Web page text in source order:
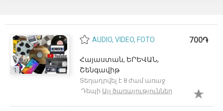
1
AUDIO, VIDEO, FOTO
Հայաստան, ԵՐԵՎԱՆ,
Շենգավիթ
Տեղադրվել է 8 ժամ առաջ
Դեպի Այլ ծառայություններ
700֏